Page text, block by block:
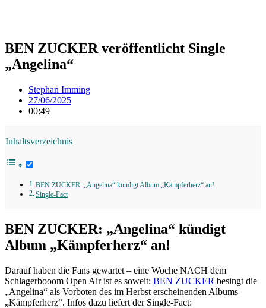
BEN ZUCKER veröffentlicht Single
„Angelina“
Stephan Imming
27/06/2025
00:49
Inhaltsverzeichnis
BEN ZUCKER: „Angelina“ kündigt Album „Kämpferherz“ an!
Single-Fact
BEN ZUCKER: „Angelina“ kündigt
Album „Kämpferherz“ an!
Darauf haben die Fans gewartet – eine Woche NACH dem
Schlagerbooom Open Air ist es soweit: BEN ZUCKER besingt die
„Angelina“ als Vorboten des im Herbst erscheinenden Albums
„Kämpferherz“. Infos dazu liefert der Single-Fact: